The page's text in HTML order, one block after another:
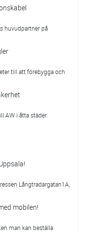
huvudpartner på
till att förebygga och
AW i åtta städer.
Långtradargatan1A,
mobilen!
man kan beställa